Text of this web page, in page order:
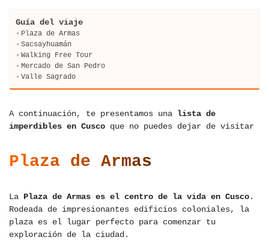
Guía del viaje
Plaza de Armas
Sacsayhuamán
Walking Free Tour
Mercado de San Pedro
Valle Sagrado
A continuación, te presentamos una lista de
imperdibles en Cusco que no puedes dejar de visitar
Plaza de Armas
La Plaza de Armas es el centro de la vida en Cusco.
Rodeada de impresionantes edificios coloniales, la
plaza es el lugar perfecto para comenzar tu
exploración de la ciudad.